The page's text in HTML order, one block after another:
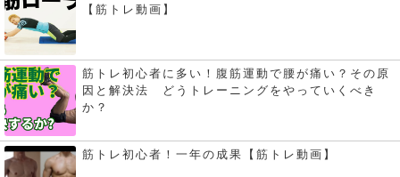
【筋トレ動画】
筋トレ初心者に多い！腹筋運動で腰が痛い？その原
因と解決法 どうトレーニングをやっていくべき
か？
筋トレ初心者！一年の成果【筋トレ動画】